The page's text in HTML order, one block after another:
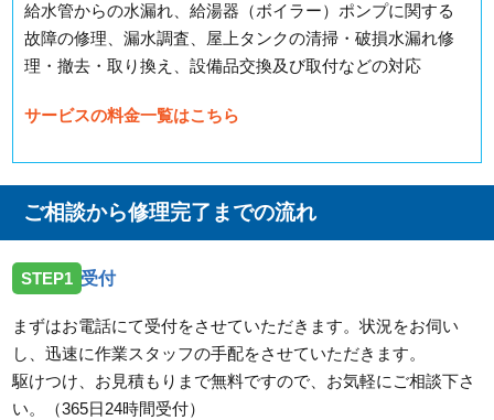
給水管からの水漏れ、給湯器（ボイラー）ポンプに関する
故障の修理、漏水調査、屋上タンクの清掃・破損水漏れ修
理・撤去・取り換え、設備品交換及び取付などの対応
サービスの料金一覧はこちら
ご相談から修理完了までの流れ
STEP1 受付
まずはお電話にて受付をさせていただきます。状況をお伺い
し、迅速に作業スタッフの手配をさせていただきます。
駆けつけ、お見積もりまで無料ですので、お気軽にご相談下さ
い。（365日24時間受付）